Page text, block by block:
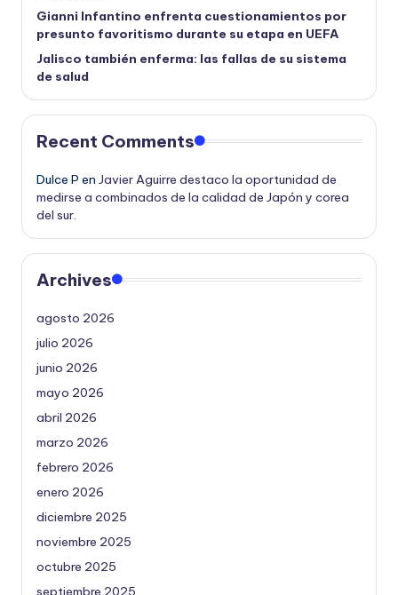
Gianni Infantino enfrenta cuestionamientos por
presunto favoritismo durante su etapa en UEFA
Jalisco también enferma: las fallas de su sistema
de salud
Recent Comments
Dulce P en Javier Aguirre destaco la oportunidad de
medirse a combinados de la calidad de Japón y corea
del sur.
Archives
agosto 2026
julio 2026
junio 2026
mayo 2026
abril 2026
marzo 2026
febrero 2026
enero 2026
diciembre 2025
noviembre 2025
octubre 2025
septiembre 2025